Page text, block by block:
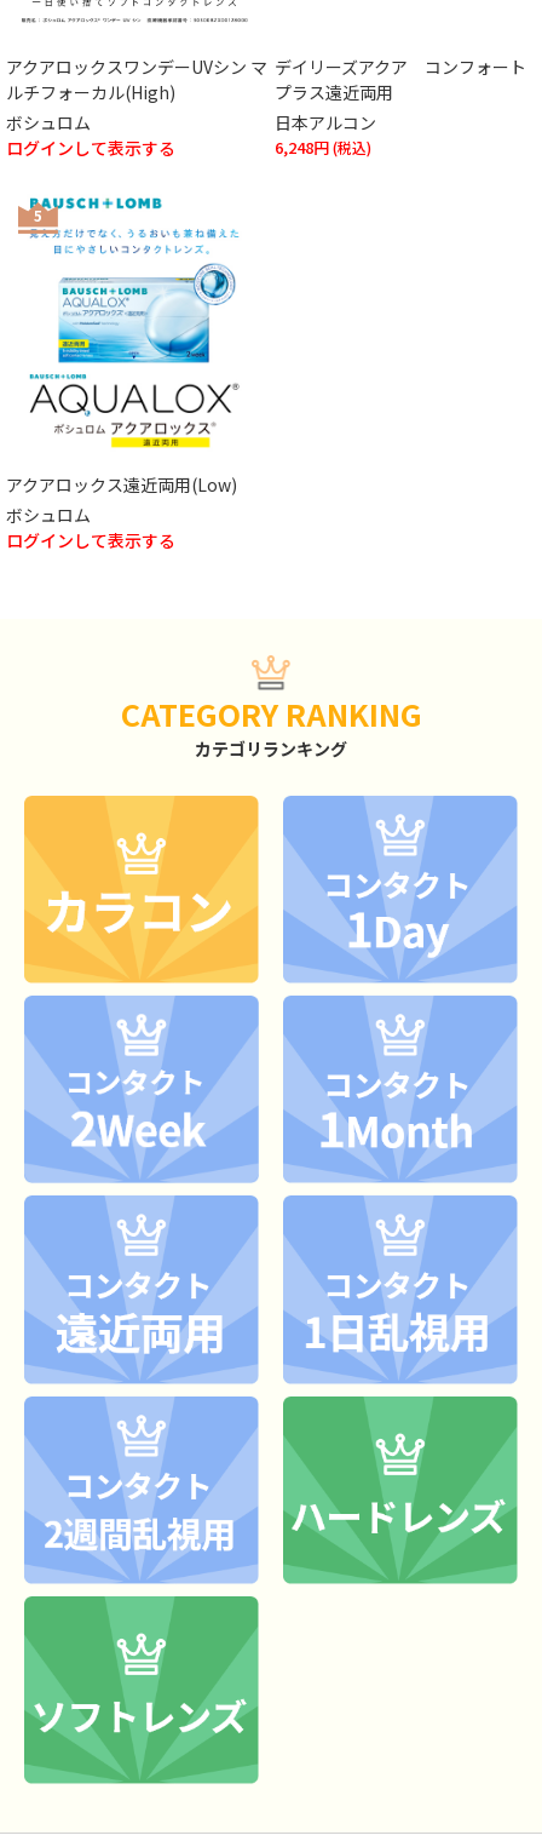
アクアロックスワンデーUVシン マ
ルチフォーカル(High)
ボシュロム
ログインして表示する
デイリーズアクア コンフォート
プラス遠近両用
日本アルコン
6,248円
5
アクアロックス遠近両用(Low)
ボシュロム
ログインして表示する
CATEGORY RANKING
カテゴリランキング